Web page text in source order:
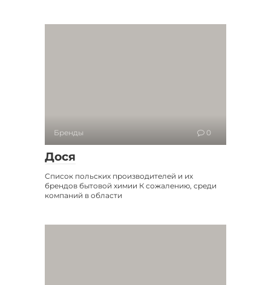
Бренды 0
Дося
Список польских производителей и их
брендов бытовой химии К сожалению, среди
компаний в области